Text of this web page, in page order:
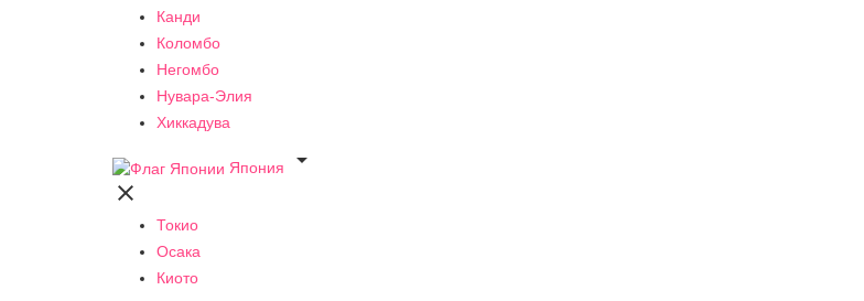
Канди
Коломбо
Негомбо
Нувара-Элия
Хиккадува
Япония


Токио
Осака
Киото